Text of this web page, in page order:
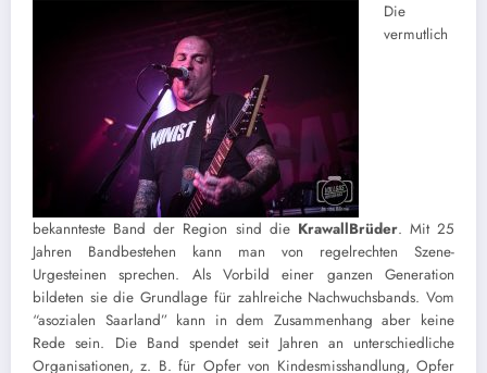
Die
vermutlich
bekannteste Band der Region sind die KrawallBrüder. Mit 25
Jahren Bandbestehen kann man von regelrechten Szene-
Urgesteinen sprechen. Als Vorbild einer ganzen Generation
bildeten sie die Grundlage für zahlreiche Nachwuchsbands. Vom
“asozialen Saarland” kann in dem Zusammenhang aber keine
Rede sein. Die Band spendet seit Jahren an unterschiedliche
Organisationen, z. B. für Opfer von Kindesmisshandlung, Opfer